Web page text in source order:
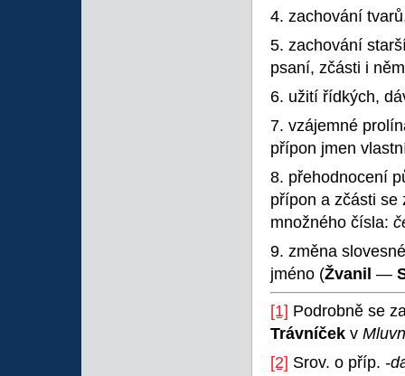
4. zachování
5. zachování
psaní, zčásti i
6. užití řídkých,
7. vzájemné
přípon jmen
8. přehodnocení
přípon a zčásti se
množného čísla:
9. změna
jméno (Žvanil —
[1] Podrobně se
Trávníček v
[2] Srov. o příp. -